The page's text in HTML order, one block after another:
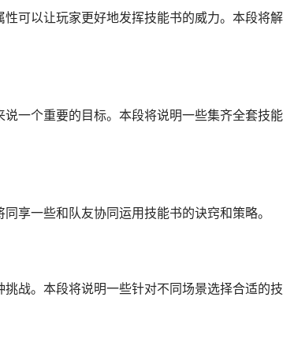
可以让玩家更好地发挥技能书的威力。本段将
一个重要的目标。本段将说明一些集齐全套技
享一些和队友协同运用技能书的诀窍和策略。
战。本段将说明一些针对不同场景选择合适的